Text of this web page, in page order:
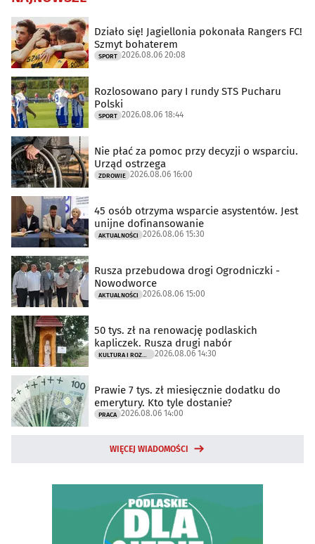
Działo się! Jagiellonia pokonała Rangers FC!
Szmyt bohaterem
SPORT 2026.08.06 20:08
Rozlosowano pary I rundy STS Pucharu
Polski
SPORT 2026.08.06 18:44
Nie płać za pomoc przy decyzji o wsparciu.
Urząd ostrzega
ZDROWIE 2026.08.06 16:00
45 osób otrzyma wsparcie asystentów. Jest
unijne dofinansowanie
AKTUALNOŚCI 2026.08.06 15:30
Rusza przebudowa drogi Ogrodniczki -
Nowodworce
AKTUALNOŚCI 2026.08.06 15:00
50 tys. zł na renowację podlaskich
kapliczek. Rusza drugi nabór
2026.08.06 14:30
Prawie 7 tys. zł miesięcznie dodatku do
emerytury. Kto tyle dostanie?
PRACA 2026.08.06 14:00
WIĘCEJ WIADOMOŚCI